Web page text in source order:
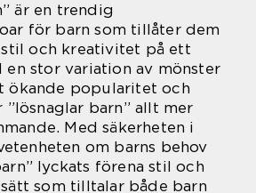
är en trendig
för barn som tillåter dem
och kreativitet på ett
en stor variation av mönster
ökande popularitet och
barn” allt mer
Med säkerheten i
om barns behov
lyckats förena stil och
som tilltalar både barn